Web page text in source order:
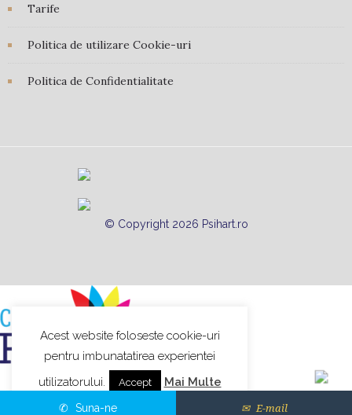
Tarife
Politica de utilizare Cookie-uri
Politica de Confidentialitate
© Copyright 2026 Psihart.ro
Acest website foloseste cookie-uri
pentru imbunatatirea experientei
utilizatorului.
Accept Mai Multe
Suna-ne E-mail